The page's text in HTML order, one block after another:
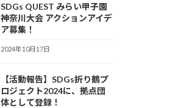
SDGs QUEST みらい甲子園
神奈川大会 アクションアイデ
ア募集！
2024年10月17日
【活動報告】SDGs折り鶴プ
ロジェクト2024に、拠点団
体として登録！